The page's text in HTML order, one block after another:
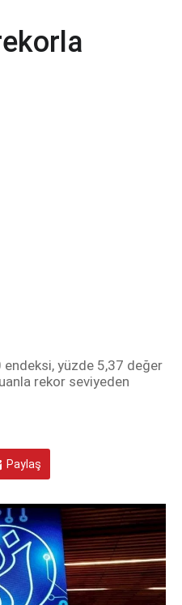
yüzde 5,37 değer
rekor seviyeden
Paylaş